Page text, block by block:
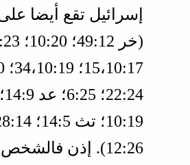
إسرائيل تقع أيضا
(
26‏:12
). إذن